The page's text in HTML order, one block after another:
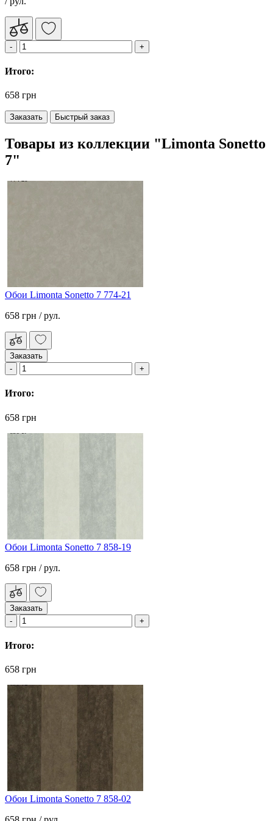
Итого:
658 грн
Заказать Быстрый заказ
Товары из коллекции "Limonta Sonetto
7"
Обои Limonta Sonetto 7 774-21
658 грн / рул.
Заказать
Итого:
658 грн
Обои Limonta Sonetto 7 858-19
658 грн / рул.
Заказать
Итого:
658 грн
Обои Limonta Sonetto 7 858-02